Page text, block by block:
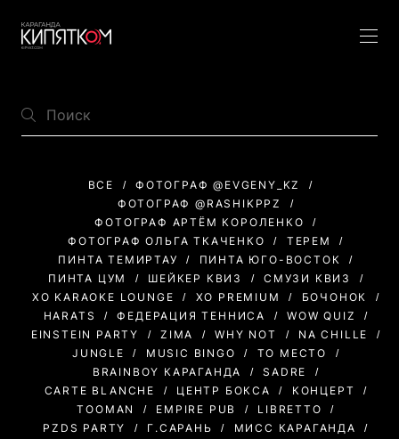
ВСЕ
ФОТОГРАФ @EVGENY_KZ
ФОТОГРАФ @RASHIKPPZ
ФОТОГРАФ АРТЁМ КОРОЛЕНКО
ФОТОГРАФ ОЛЬГА ТКАЧЕНКО
ТЕРЕМ
ПИНТА ТЕМИРТАУ
ПИНТА ЮГО-ВОСТОК
ПИНТА ЦУМ
ШЕЙКЕР КВИЗ
СМУЗИ КВИЗ
XO KARAOKE LOUNGE
XO PREMIUM
БОЧОНОК
HARATS
ФЕДЕРАЦИЯ ТЕННИСА
WOW QUIZ
EINSTEIN PARTY
ZIMA WHY NOT
NA CHILLE
JUNGLE
MUSIC BINGO
ТО МЕСТО
BRAINBOY КАРАГАНДА
SADRE
CARTE BLANCHE
ЦЕНТР БОКСА
КОНЦЕРТ
TOOMAN
EMPIRE PUB
LIBRETTO
PZDS PARTY
Г.САРАНЬ
МИСС КАРАГАНДА